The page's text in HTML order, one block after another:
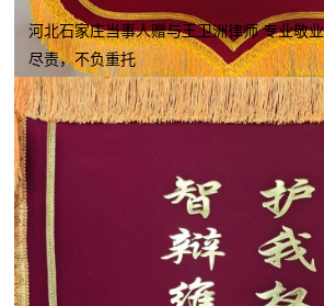
河北石家庄当事人赠与王卫洲律师 专业敬
尽责，不负重托